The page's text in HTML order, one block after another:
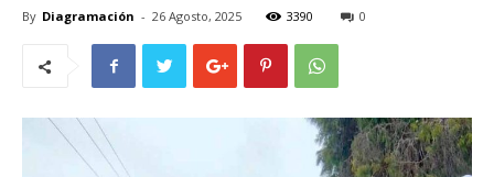
By Diagramación - 26 Agosto, 2025 3390 0